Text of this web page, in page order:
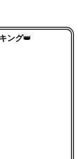
ング👑